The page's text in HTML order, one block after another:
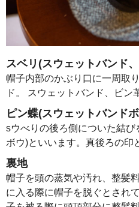
スベリ(スウェットバンド
帽子内部のかぶり口に一周取
ド。 スウェットバンド、ビン
ピン蝶(スウェットバンド
sウべりの後ろ側についた結
ボウ)といいます。真後ろの印
裏地
帽子を頭の蒸気や汚れ、整髪
に入る際に帽子を脱ぐとされ